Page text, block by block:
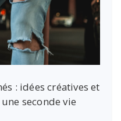
: idées créatives et
seconde vie